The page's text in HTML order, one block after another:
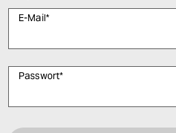
E-Mail*
Passwort*